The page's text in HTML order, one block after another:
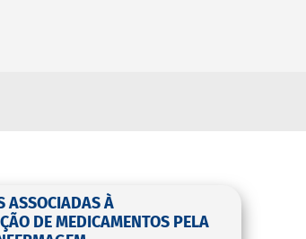
ASSOCIADAS À
DE MEDICAMENTOS PELA